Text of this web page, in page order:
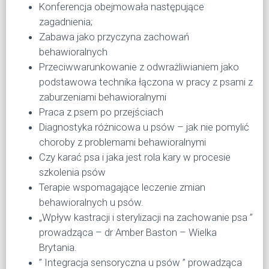
Konferencja obejmowała następujące
zagadnienia;
Zabawa jako przyczyna zachowań
behawioralnych
Przeciwwarunkowanie z odwrażliwianiem jako
podstawowa technika łączona w pracy z psami z
zaburzeniami behawioralnymi
Praca z psem po przejściach
Diagnostyka różnicowa u psów – jak nie pomylić
choroby z problemami behawioralnymi
Czy karać psa i jaka jest rola kary w procesie
szkolenia psów
Terapie wspomagające leczenie zmian
behawioralnych u psów.
„Wpływ kastracji i sterylizacji na zachowanie psa ”
prowadząca – dr Amber Baston – Wielka
Brytania.
” Integracja sensoryczna u psów ” prowadząca